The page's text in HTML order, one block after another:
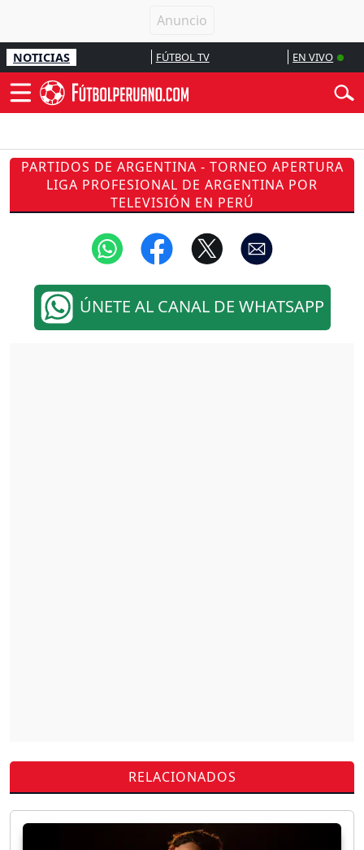
NOTICIAS FÚTBOL TV EN VIVO
PARTIDOS DE ARGENTINA - TORNEO APERTURA
LIGA PROFESIONAL DE ARGENTINA POR
TELEVISIÓN EN PERÚ
ÚNETE AL CANAL DE WHATSAPP
RELACIONADOS